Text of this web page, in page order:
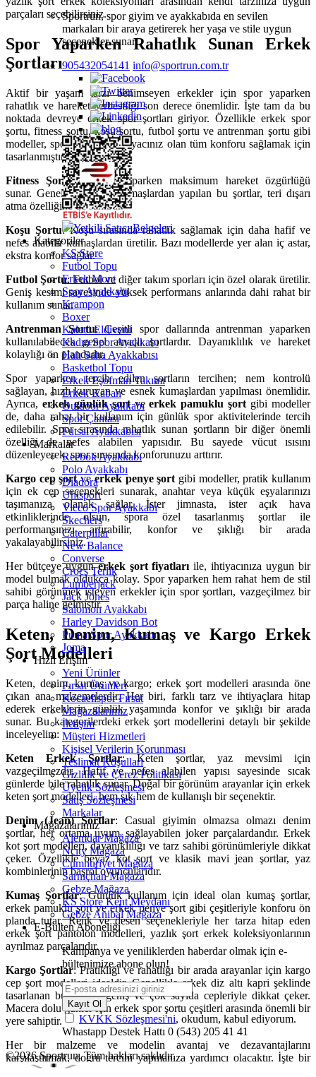
parçaları seçebilirsiniz.
Spor Yaparken Rahatlık Sunan Erkek
Şortları
Aktif bir yaşam tarzı benimseyen erkekler için spor yaparken
rahatlık ve hareket serbestliği son derece önemlidir. İşte tam da bu
noktada devreye erkek spor şortları giriyor. Özellikle erkek spor
şortu, fitness şortu, koşu şortu, futbol şortu ve antrenman şortu gibi
modeller, spor yaparken ihtiyacınız olan tüm konforu sağlamak için
tasarlanmıştır.
Fitness Şortu: Fitness yaparken maksimum hareket özgürlüğü
sunar. Genellikle esnek kumaşlardan yapılan bu şortlar, teri dışarı
atma özelliğine de sahiptir.
Koşu Şortu: Koşu sırasında rahatlık sağlamak için daha hafif ve
nefes alabilir kumaşlardan üretilir. Bazı modellerde yer alan iç astar,
ekstra konfor sağlar.
Futbol Şortu: Futbol ve diğer takım sporları için özel olarak üretilir.
Geniş kesimi sayesinde yüksek performans anlarında dahi rahat bir
kullanım sunar.
Antrenman Şortu: Çeşitli spor dallarında antrenman yaparken
kullanılabilecek genel amaçlı şortlardır. Dayanıklılık ve hareket
kolaylığı ön plandadır.
Spor yaparken tercih edilen şortların tercihen; nem kontrolü
sağlayan, hızlı kuruyan ve esnek kumaşlardan yapılması önemlidir.
Ayrıca, erkek günlük şortveerkek pamuklu şort gibi modeller
de, daha rahat bir kullanım için günlük spor aktivitelerinde tercih
edilebilir. Spor sırasında rahatlık sunan şortların bir diğer önemli
özelliği de nefes alabilen yapısıdır. Bu sayede vücut ısısını
düzenleyerek, spor sırasında konforunuzu arttırır.
Kargo cep şortveerkek penye şort gibi modeller, pratik kullanım
için ek cep seçenekleri sunarak, anahtar veya küçük eşyalarınızı
taşımanıza olanak sağlar. İster jimnasta, ister açık hava
etkinliklerinde olsun, spora özel tasarlanmış şortlar ile
performansınızı artırabilir, konfor ve şıklığı bir arada
yakalayabilirsiniz.
Her bütçeye uygunerkek şort fiyatları ile, ihtiyacınıza uygun bir
model bulmak oldukça kolay. Spor yaparken hem rahat hem de stil
sahibi görünmek isteyen erkekler için spor şortları, vazgeçilmez bir
parça haline gelmiştir.
Keten, Denim, Kumaş ve Kargo Erkek
Şort Modelleri
Keten, denim, kumaş ve kargo; erkek şort modelleri arasında öne
çıkan ana malzemelerdir. Her biri, farklı tarz ve ihtiyaçlara hitap
ederek erkeklerin günlük yaşamında konfor ve şıklığı bir arada
sunar. Bu kategorilerdeki erkek şort modellerini detaylı bir şekilde
inceleyelim:
Keten Erkek Şortlar: Keten şortlar, yaz mevsimi için
vazgeçilmezdir. Hafif ve nefes alabilen yapısı sayesinde sıcak
günlerde bile rahatlık sunar. Doğal bir görünüm arayanlar için erkek
keten şort modelleri, hem şık hem de kullanışlı bir seçenektir.
Denim (Jean) Şortlar: Casual giyimin olmazsa olmazı denim
şortlar, her ortama uyum sağlayabilen joker parçalardandır. Erkek
kot şort modelleri, dayanıklılığı ve tarz sahibi görünümleriyle dikkat
çeker. Özellikle beyaz kot şort ve klasik mavi jean şortlar, yaz
kombinlerinin başrol oyuncularıdır.
Kumaş Şortlar: Günlük kullanım için ideal olan kumaş şortlar,
erkek pamuklu şort ve erkek penye şort gibi çeşitleriyle konforu ön
planda tutar. Renk ve desen seçenekleriyle her tarza hitap eden
erkek şort pantolon modelleri, yazlık şort erkek koleksiyonlarının
ayrılmaz parçalarıdır.
Kargo Şortlar: Pratikliği ve rahatlığı bir arada arayanlar için kargo
cep şort modelleri idealdir. Genellikle erkek diz altı kapri şeklinde
tasarlanan bu şortlar, geniş ve çok sayıda cepleriyle dikkat çeker.
Macera dolu günler için erkek spor şortu çeşitleri arasında önemli bir
yere sahiptir.
Her bir malzeme ve modelin avantaj ve dezavantajlarını
karşılaştırmak, doğru tercihi yapmanıza yardımcı olacaktır. İşte bir
örnek:
Sportrun, spor giyim ve ayakkabıda en sevilen
markaları bir araya getirerek her yaşa ve stile uygun
seçenekler sunar.
905432054141 info@sportrun.com.tr
Yetkili Satıcı Belgeleri
Kategoriler
KS Store
Futbol Topu
Erkek Mont
Spor Ayakkabı
Krampon
Boxer
Kaleci Eldiveni
Kadın Spor Ayakkabı
Halı Saha Ayakkabısı
Basketbol Topu
Erkek Eşofman Takımı
Erkek Kaban
Outdoor Ayakkabı
Spor Çantası
Futsal Ayakkabısı
Markalar
Reebok Ayakkabı
Polo Ayakkabı
Diadora
Uhlsport
Vicco Spor Ayakkabı
Skechers
Caterpillar
New Balance
Converse
Crocs Terlik
Lumberjack
Jack Jones
Salomon Ayakkabı
Harley Davidson Bot
Puma Spor Ayakkabı
Joma
Hızlı Erişim
Yeni Ürünler
Fırsat Ürünleri
Kocaelispor Fırsat
Mağazalarımız
İletişim
Müşteri Hizmetleri
Kişisel Verilerin Korunması
Teslimat Koşulları
Gizlilik ve Çerez Politikası
Üyelik Sözleşmesi
Satış Sözleşmesi
Markalar
Mağazalarımız
Alemdar Mağaza
Ncity Mağaza
Cumhuriyet Mağaza
Sarnıçhan Mağaza
Gebze Mağaza
KS Store Kent Meydanı
Gebze Anibal Mağaza
E-Bülten Aboneliği
Kampanya ve yeniliklerden haberdar olmak için e-
bültenimize abone olun!
Kayıt Ol
KVKK Sözleşmesi'ni, okudum, kabul ediyorum.
Whastapp Destek Hattı 0 (543) 205 41 41
©2026 Sportrun. Tüm hakları saklıdır.